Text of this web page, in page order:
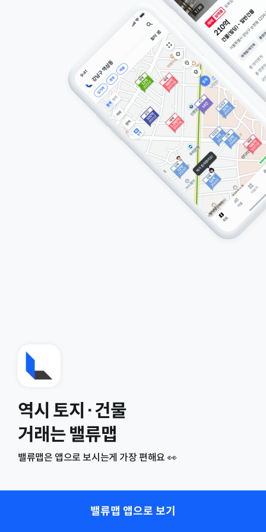
역시 토지·건물
거래는 밸류맵
밸류맵은 앱으로 보시는게 가장 편해요 👀
밸류맵 앱으로 보기